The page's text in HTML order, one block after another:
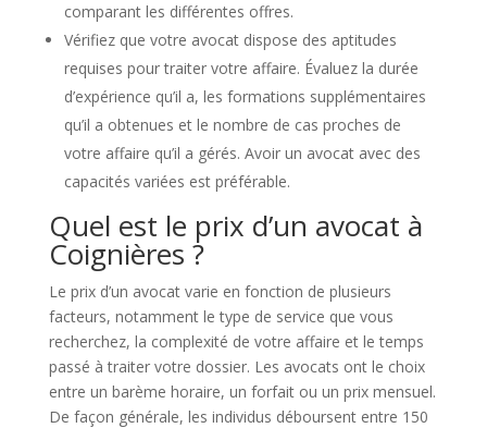
comparant les différentes offres.
Vérifiez que votre avocat dispose des aptitudes
requises pour traiter votre affaire. Évaluez la durée
d’expérience qu’il a, les formations supplémentaires
qu’il a obtenues et le nombre de cas proches de
votre affaire qu’il a gérés. Avoir un avocat avec des
capacités variées est préférable.
Quel est le prix d’un avocat à
Coignières ?
Le prix d’un avocat varie en fonction de plusieurs
facteurs, notamment le type de service que vous
recherchez, la complexité de votre affaire et le temps
passé à traiter votre dossier. Les avocats ont le choix
entre un barème horaire, un forfait ou un prix mensuel.
De façon générale, les individus déboursent entre 150